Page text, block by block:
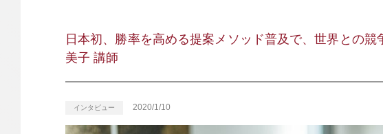
日本初、勝率を高める提案メソッド普及で、世界との
美子 講師
インタビュー 2020/1/10